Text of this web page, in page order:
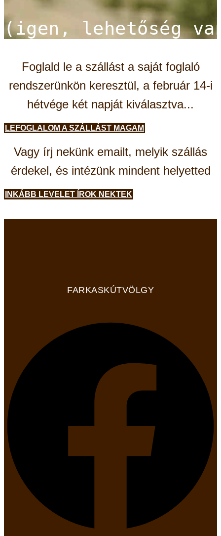
(igen, lehetőség
Foglald le a szállást a saját foglaló
rendszerünkön keresztül, a február 14-i
hétvége két napját kiválasztva...
LEFOGLALOM A SZÁLLÁST MAGAM
Vagy írj nekünk emailt, melyik szállás
érdekel, és intézünk mindent helyetted
INKÁBB LEVELET ÍROK NEKTEK
FARKASKÚTVÖLGY